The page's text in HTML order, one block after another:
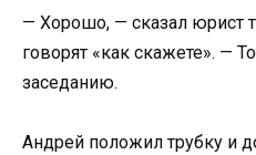
— Хорошо, — сказал юрист
говорят «как скажете». —
заседанию.
Андрей положил трубку и